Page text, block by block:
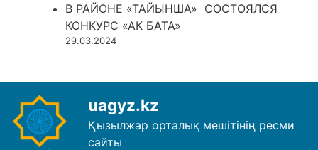
В РАЙОНЕ «ТАЙЫНША» СОСТОЯЛСЯ
КОНКУРС «АК БАТА»
29.03.2024
uagyz.kz
Қызылжар орталық мешітінің ресми
сайты